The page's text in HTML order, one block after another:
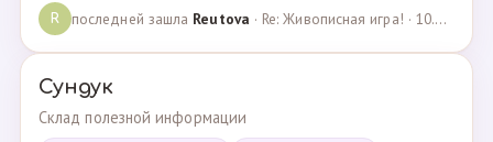
R последней зашла Reutova · Re: Живописная игра! · 10.12.2020
Сундук
Склад полезной информации